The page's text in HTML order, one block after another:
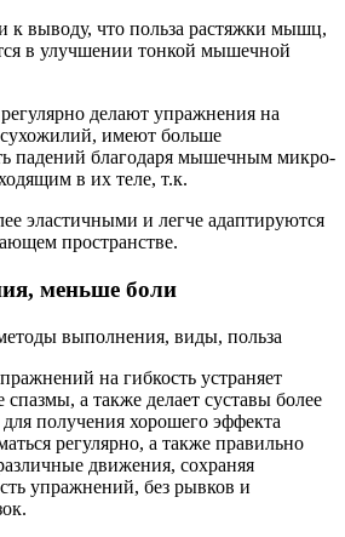
к выводу, что польза растяжки мышц,
в улучшении тонкой мышечной
делают упражнения на
имеют больше
падений благодаря мышечным микро-
в их теле, т.к.
эластичными и легче адаптируются
пространстве.
меньше боли
на гибкость устраняет
а также делает суставы более
получения хорошего эффекта
регулярно, а также правильно
движения, сохраняя
упражнений, без рывков и